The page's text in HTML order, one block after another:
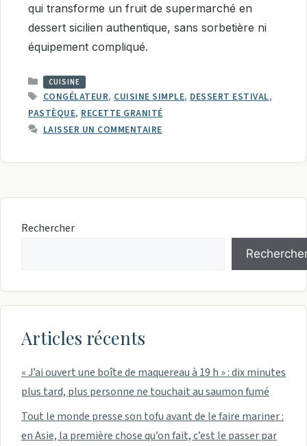
qui transforme un fruit de supermarché en
dessert sicilien authentique, sans sorbetière ni
équipement compliqué.
CATÉGORIES
CUISINE
ÉTIQUETTES
CONGÉLATEUR, CUISINE SIMPLE, DESSERT ESTIVAL,
PASTÈQUE, RECETTE GRANITÉ
LAISSER UN COMMENTAIRE
Rechercher
Articles récents
« J’ai ouvert une boîte de maquereau à 19 h » : dix minutes
plus tard, plus personne ne touchait au saumon fumé
Tout le monde presse son tofu avant de le faire mariner :
en Asie, la première chose qu’on fait, c’est le passer par